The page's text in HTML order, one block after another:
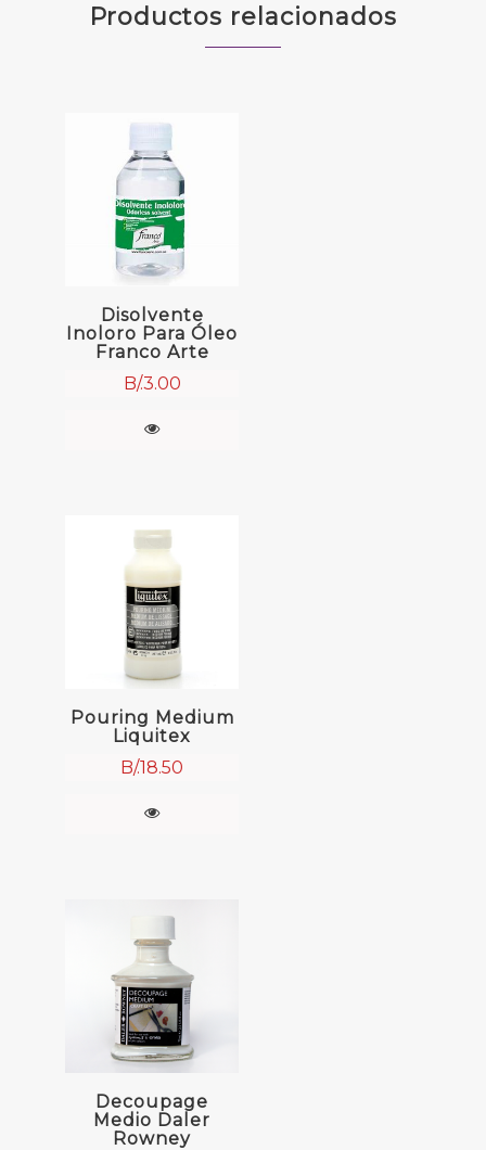
Productos relacionados
Disolvente
Inoloro Para Óleo
Franco Arte
B/.3.00
Pouring Medium
Liquitex
B/.18.50
Decoupage
Medio Daler
Rowney